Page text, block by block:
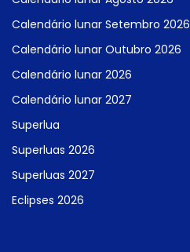
Calendário lunar Setembro 2026
Calendário lunar Outubro 2026
Calendário lunar 2026
Calendário lunar 2027
Superlua
Superluas 2026
Superluas 2027
Eclipses 2026